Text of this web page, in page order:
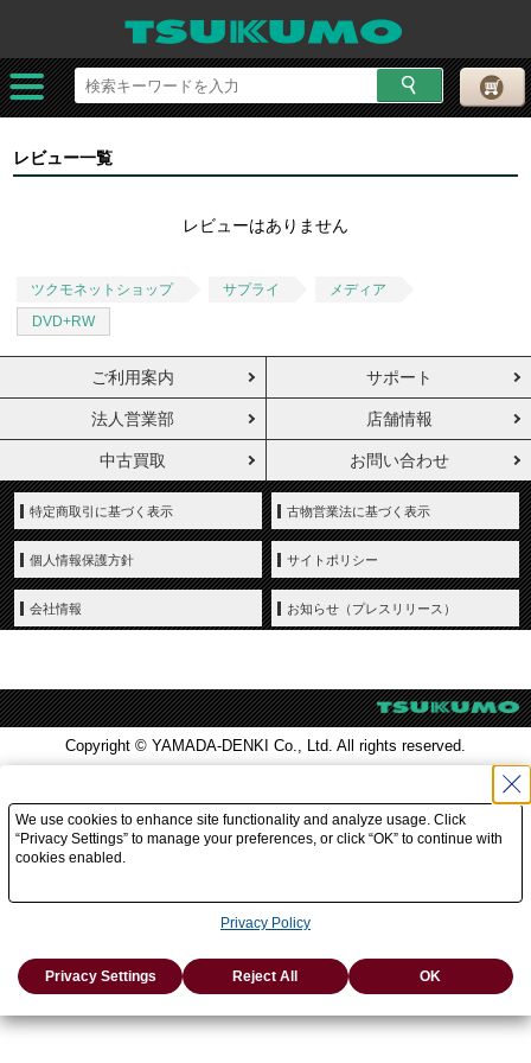
レビュー一覧
レビューはありません
ツクモネットショップ サプライ
メディア
DVD+RW
ご利用案内 サポート
法人営業部 店舗情報
中古買取 お問い合わせ
特定商取引に基づく表示 古物営業法に基づく表示
個人情報保護方針 サイトポリシー
会社情報 お知らせ（プレスリリース）
Copyright © YAMADA-DENKI Co., Ltd. All rights reserved.
We use cookies to enhance site functionality and analyze usage. Click
“Privacy Settings” to manage your preferences, or click “OK” to continue with
cookies enabled.
Privacy Policy
Privacy Settings Reject All OK